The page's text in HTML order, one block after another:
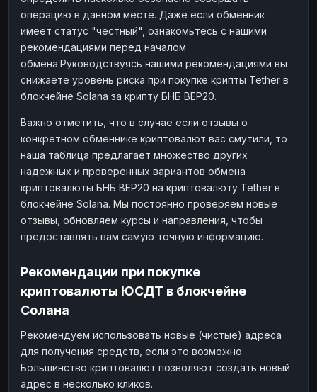
операцию в данном месте. Даже если обменник
имеет статус "честный", ознакомьтесь с нашими
рекомендациями перед началом
обмена.Руководствуясь нашими рекомендациями вы
снижаете уровень риска при покупке крипты Tether в
блокчейне Solana за крипту БНБ BEP20.
Важно отметить, что в случае если отзывы о
конкретном обменнике криптовалют вас смутили, то
наша таблица предлагает множество других
надежных и проверенных вариантов обмена
криптовалюты БНБ BEP20 на криптовалюту Tether в
блокчейне Solana. Мы постоянно проверяем новые
отзывы, обновляем курсы и направления, чтобы
предоставлять вам самую точную информацию.
Рекомендации при покупке
криптовалюты ЮСДТ в блокчейне
Солана
Рекомендуем использовать новые (чистые) адреса
для получения средств, если это возможно.
Большинство криптовалют позволяют создать новый
адрес в несколько кликов.